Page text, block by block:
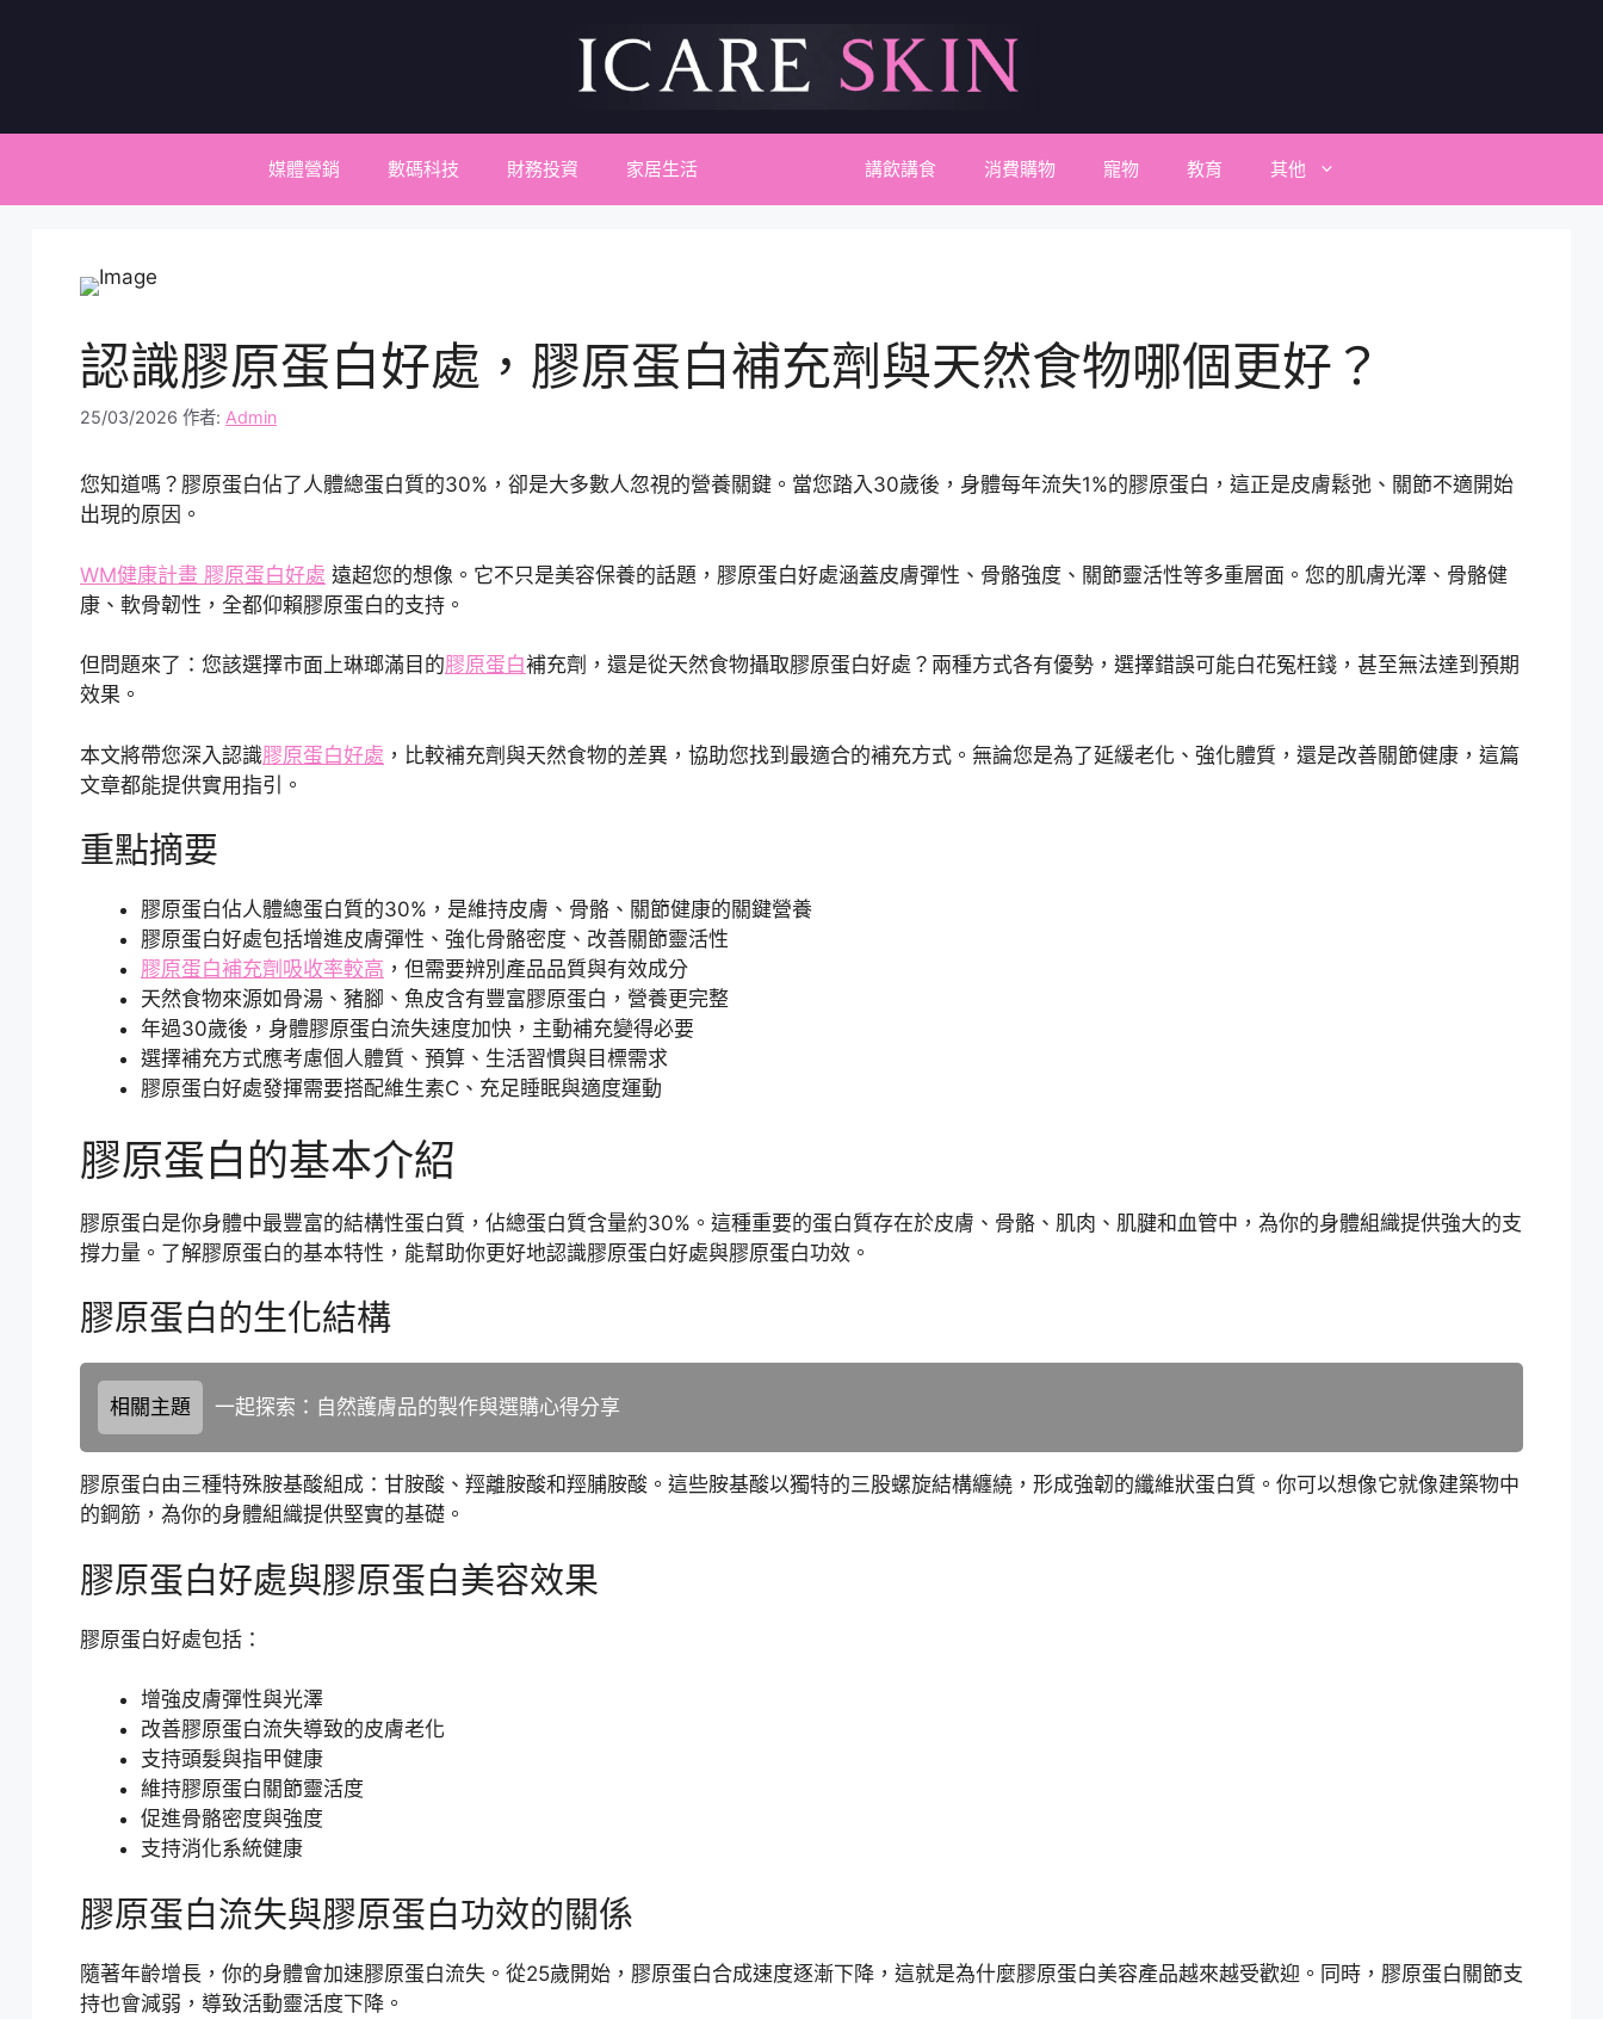
內
媒體營銷 數碼科技 財務投資 家居生活 講飲講食 消費購物 寵物 教育 其他
認識膠原蛋白好處，膠原蛋白補充劑與天然食物哪個更好？
25/03/2026 作者: Admin
您知道嗎？膠原蛋白佔了人體總蛋白質的30%，卻是大多數人忽視的營養關鍵。當您踏入30歲後，身體每年流失1%的膠原蛋白，這正是皮膚鬆弛、關節不適開始
出現的原因。
WM健康計畫 膠原蛋白好處 遠超您的想像。它不只是美容保養的話題，膠原蛋白好處涵蓋皮膚彈性、骨骼強度、關節靈活性等多重層面。您的肌膚光澤、骨骼健
康、軟骨韌性，全都仰賴膠原蛋白的支持。
但問題來了：您該選擇市面上琳瑯滿目的膠原蛋白補充劑，還是從天然食物攝取膠原蛋白好處？兩種方式各有優勢，選擇錯誤可能白花冤枉錢，甚至無法達到預期
效果。
本文將帶您深入認識膠原蛋白好處 ，比較補充劑與天然食物的差異，協助您找到最適合的補充方式。無論您是為了延緩老化、強化體質，還是改善關節健康，這篇
文章都能提供實用指引。
重點摘要
膠原蛋白佔人體總蛋白質的30%，是維持皮膚、骨骼、關節健康的關鍵營養
膠原蛋白好處包括增進皮膚彈性、強化骨骼密度、改善關節靈活性
膠原蛋白補充劑吸收率較高 ，但需要辨別產品品質與有效成分
天然食物來源如骨湯、豬腳、魚皮含有豐富膠原蛋白，營養更完整
年過30歲後，身體膠原蛋白流失速度加快，主動補充變得必要
選擇補充方式應考慮個人體質、預算、生活習慣與目標需求
膠原蛋白好處發揮需要搭配維生素C、充足睡眠與適度運動
膠原蛋白的基本介紹
膠原蛋白是你身體中最豐富的結構性蛋白質，佔總蛋白質含量約30%。這種重要的蛋白質存在於皮膚、骨骼、肌肉、肌腱和血管中，為你的身體組織提供強大的支
撐力量。了解膠原蛋白的基本特性，能幫助你更好地認識膠原蛋白好處與膠原蛋白功效。
膠原蛋白的生化結構
相關主題 一起探索：自然護膚品的製作與選購心得分享
膠原蛋白由三種特殊胺基酸組成：甘胺酸、羥離胺酸和羥脯胺酸。這些胺基酸以獨特的三股螺旋結構纏繞，形成強韌的纖維狀蛋白質。你可以想像它就像建築物中
的鋼筋，為你的身體組織提供堅實的基礎。
膠原蛋白好處與膠原蛋白美容效果
膠原蛋白好處包括：
增強皮膚彈性與光澤
改善膠原蛋白流失導致的皮膚老化
支持頭髮與指甲健康
維持膠原蛋白關節靈活度
促進骨骼密度與強度
支持消化系統健康
膠原蛋白流失與膠原蛋白功效的關係
隨著年齡增長，你的身體會加速膠原蛋白流失。從25歲開始，膠原蛋白合成速度逐漸下降，這就是為什麼膠原蛋白美容產品越來越受歡迎。同時，膠原蛋白關節支
持也會減弱，導致活動靈活度下降。